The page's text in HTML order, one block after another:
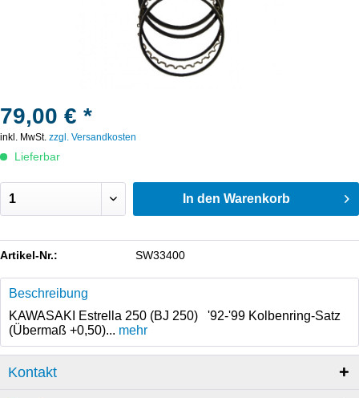
79,00 € *
inkl. MwSt. zzgl. Versandkosten
Lieferbar
In den Warenkorb
Artikel-Nr.: SW33400
Beschreibung
KAWASAKI Estrella 250 (BJ 250) '92-'99 Kolbenring-Satz
(Übermaß +0,50)... mehr
Kontakt